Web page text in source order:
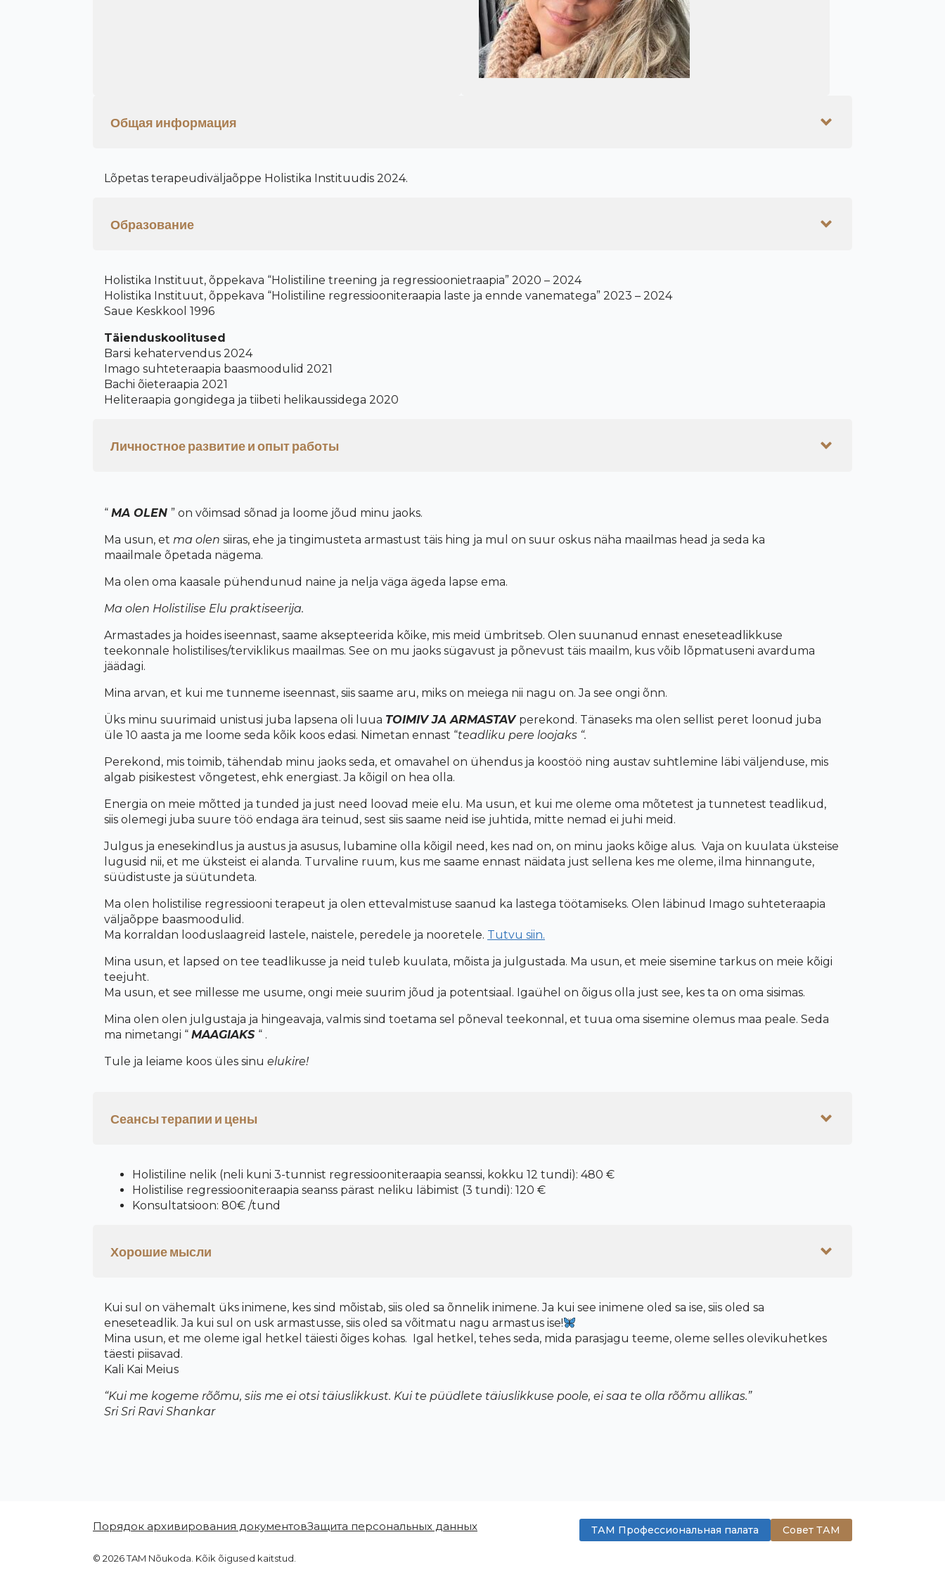
Общая информация
Lõpetas terapeudiväljaõppe Holistika Instituudis 2024.
Образование
Holistika Instituut, õppekava “Holistiline treening ja regressioonietraapia” 2020 – 2024
Holistika Instituut, õppekava “Holistiline regressiooniteraapia laste ja ennde vanematega” 2023 – 2024
Saue Keskkool 1996
Täienduskoolitused
Barsi kehatervendus 2024
Imago suhteteraapia baasmoodulid 2021
Bachi õieteraapia 2021
Heliteraapia gongidega ja tiibeti helikaussidega 2020
Личностное развитие и опыт работы
“ MA OLEN ” on võimsad sõnad ja loome jõud minu jaoks.
Ma usun, et ma olen siiras, ehe ja tingimusteta armastust täis hing ja mul on suur oskus näha maailmas head ja seda ka
maailmale õpetada nägema.
Ma olen oma kaasale pühendunud naine ja nelja väga ägeda lapse ema.
Ma olen Holistilise Elu praktiseerija.
Armastades ja hoides iseennast, saame aksepteerida kõike, mis meid ümbritseb. Olen suunanud ennast eneseteadlikkuse
teekonnale holistilises/terviklikus maailmas. See on mu jaoks sügavust ja põnevust täis maailm, kus võib lõpmatuseni avarduma
jäädagi.
Mina arvan, et kui me tunneme iseennast, siis saame aru, miks on meiega nii nagu on. Ja see ongi õnn.
Ü ks minu suurimaid unistusi juba lapsena oli luua TOIMIV JA ARMASTAV perekond. Tänaseks ma olen sellist peret loonud juba
üle 10 aasta ja me loome seda kõik koos edasi. Nimetan ennast “teadliku pere loojaks “.
Perekond, mis toimib, tä hendab minu jaoks seda, et omavahel on ühendus ja koostöö ning austav suhtlemine läbi vä ljenduse, mis
algab pisikestest võngetest, ehk energiast. Ja kõigil on hea olla.
Energia on meie mõtted ja tunded ja just need loovad meie elu. Ma usun, et kui me oleme oma mõtetest ja tunnetest teadlikud,
siis olemegi juba suure töö endaga ära teinud, sest siis saame neid ise juhtida, mitte nemad ei juhi meid.
Julgus ja enesekindlus ja austus ja asusus, l ubamine olla kõigil need, kes nad on, on minu jaoks kõige alus. Vaja on kuulata üksteise
lugusid nii, et me üksteist ei alanda. Turvaline ruum, kus me saame ennast näidata just sellena kes me oleme, ilma hinnangute,
süüdistuste ja süütundeta.
Ma olen holistilise regressiooni terapeut ja olen ettevalmistuse saanud ka lastega töötamiseks. Olen läbinud Imago suhteteraapia
väljaõppe baasmoodulid.
Ma korraldan looduslaagreid lastele, naistele, peredele ja nooretele. Tutvu siin.
Mina usun, et lapsed on tee teadlikusse ja neid tuleb kuulata, mõista ja julgustada. Ma usun, et meie sisemine tarkus on meie kõigi
teejuht.
Ma usun, et see millesse me usume, ongi meie suurim jõud ja potentsiaal. Igaühel on õigus olla just see, kes ta on oma sisimas.
Mina olen olen julgustaja ja hingeavaja, valmis sind toetama sel põneval teekonnal, et tuua oma sisemine olemus maa peale. Seda
ma nimetangi “ MAAGIAKS “ .
Tule ja leiame koos üles sinu elukire!
Сеансы терапии и цены
Holistiline nelik (neli kuni 3-tunnist regressiooniteraapia seanssi, kokku 12 tundi): 480 €
Holistilise regressiooniteraapia seanss pärast neliku läbimist (3 tundi): 120 €
Konsultatsioon: 80€ /tund
Хорошие мысли
Kui sul on vähemalt üks inimene, kes sind mõistab, siis oled sa õnnelik inimene. Ja kui see inimene oled sa ise, siis oled sa
eneseteadlik. Ja kui sul on usk armastusse, siis oled sa võitmatu nagu armastus ise!
Mina usun, et me oleme igal hetkel täiesti õiges kohas. Igal hetkel, tehes seda, mida parasjagu teeme, oleme selles olevikuhetkes
täesti piisavad.
Kali Kai Meius
“Kui me kogeme rõõmu, siis me ei otsi täiuslikkust. Kui te püüdlete täiuslikkuse poole, ei saa te olla rõõmu allikas.”
Sri Sri Ravi Shankar
Порядок архивирования документовЗащита персональных данных ТАМ Профессиональная палата Совет ТАМ
© 2026 TAM Nõukoda. Kõik õigused kaitstud.